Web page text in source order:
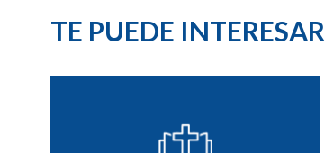
TE PUEDE INTERESAR